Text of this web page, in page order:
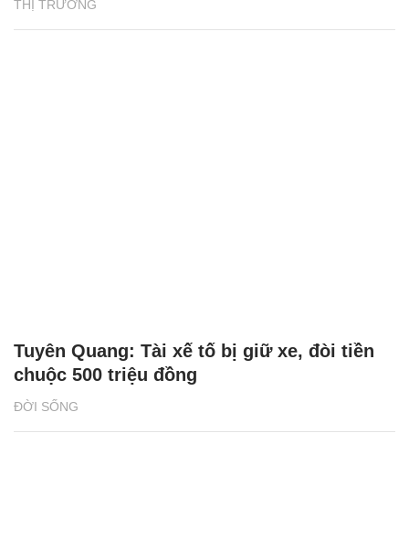
THỊ TRƯỜNG
ĐỜI SỐNG
Tuyên Quang: Tài xế tố bị giữ xe, đòi tiền
chuộc 500 triệu đồng